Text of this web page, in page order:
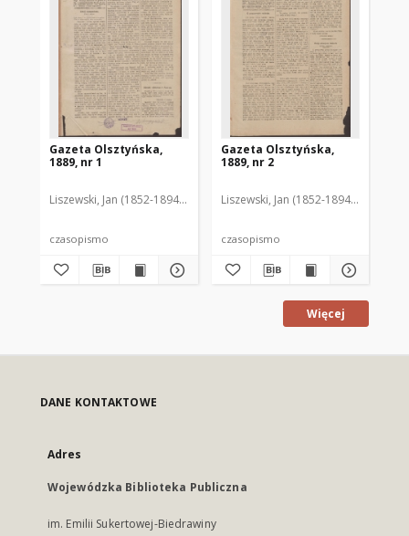
Gazeta Olsztyńska,
1889, nr 1
Liszewski, Jan (1852-1894). Red.
czasopismo
Gazeta Olsztyńska,
1889, nr 2
Liszewski, Jan (1852-1894). Red.
czasopismo
Więcej
DANE KONTAKTOWE
Adres
Wojewódzka Biblioteka Publiczna
im. Emilii Sukertowej-Biedrawiny